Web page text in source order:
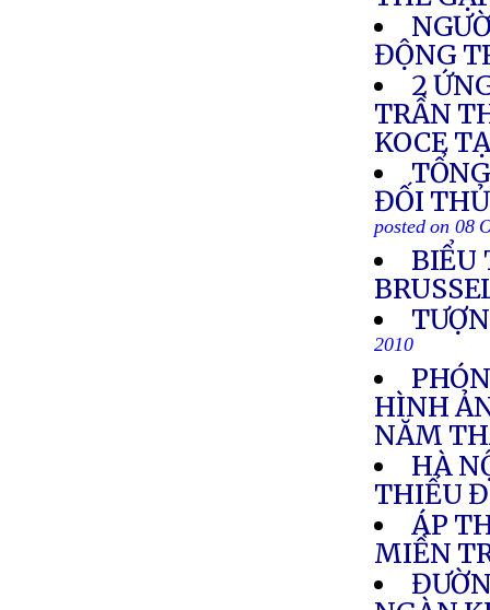
ĐỘNG
2
TRẦN
KOCE
ĐỐI
posted on 08
BIỂU
2010
HÌNH
NĂM
HÀ
THIẾU
ÁP
MIỀN